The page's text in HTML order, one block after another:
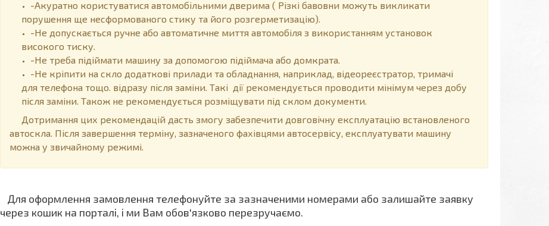
-Акуратно користуватися автомобільними дверима ( Різкі бавовни можуть викликати
порушення ще несформованого стику та його розгерметизацію).
-Не допускається ручне або автоматичне миття автомобіля з використанням установок
високого тиску.
-Не треба підіймати машину за допомогою підіймача або домкрата.
-Не кріпити на скло додаткові прилади та обладнання, наприклад, відеореєстратор, тримачі
для телефона тощо. відразу після заміни. Такі дії рекомендується проводити мінімум через добу
після заміни. Також не рекомендується розміщувати під склом документи.
Дотримання цих рекомендацій дасть змогу забезпечити довговічну експлуатацію встановленого
автоскла. Після завершення терміну, зазначеного фахівцями автосервісу, експлуатувати машину
можна у звичайному режимі.
Для оформлення замовлення телефонуйте за зазначеними номерами або залишайте заявку
через кошик на порталі, і ми Вам обов'язково перезручаємо.